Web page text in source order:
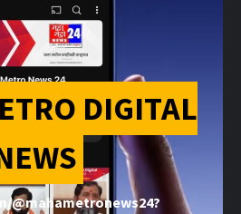
DIGITAL
@mahametronews24?